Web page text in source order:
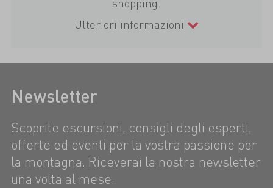
Ulteriori informazioni
Newsletter
Scoprite escursioni, consigli degli esperti,
offerte ed eventi per la vostra passione per
la montagna. Riceverai la nostra newsletter
una volta al mese.